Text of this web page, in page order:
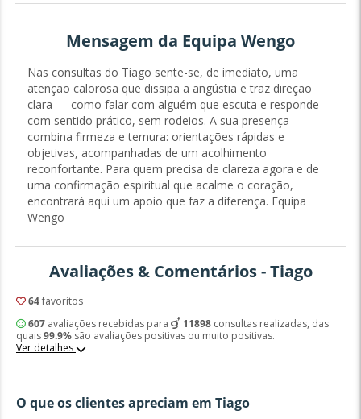
Mensagem da Equipa Wengo
Nas consultas do Tiago sente-se, de imediato, uma
atenção calorosa que dissipa a angústia e traz direção
clara — como falar com alguém que escuta e responde
com sentido prático, sem rodeios. A sua presença
combina firmeza e ternura: orientações rápidas e
objetivas, acompanhadas de um acolhimento
reconfortante. Para quem precisa de clareza agora e de
uma confirmação espiritual que acalme o coração,
encontrará aqui um apoio que faz a diferença. Equipa
Wengo
Avaliações & Comentários - Tiago
64favoritos
607avaliações recebidas para 11898consultas realizadas, das
quais99.9%são avaliações positivas ou muito positivas.
Ver detalhes
O que os clientes apreciam em Tiago